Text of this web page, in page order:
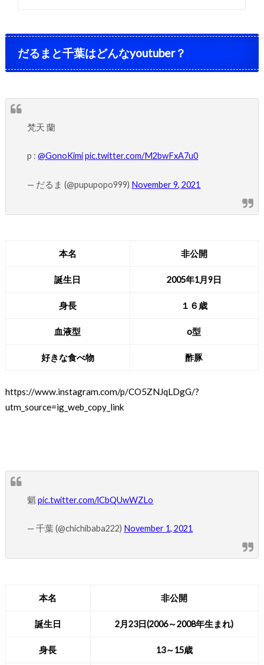
だるまと千葉はどんなyoutuber？
梵天 蘭
p :@GonoKimi pic.twitter.com/M2bwFxA7u0
— だるま (@pupupopo999) November 9, 2021
本名 非公開
誕生日 2005年1月9日
身長 １６歳
血液型 o型
好きな食べ物 酢豚
https://www.instagram.com/p/CO5ZNJqLDgG/?
utm_source=ig_web_copy_link
魈pic.twitter.com/lCbQUwWZLo
— 千葉 (@chichibaba222) November 1, 2021
本名 非公開
誕生日 2月23日(2006～2008年生まれ)
身長 13～15歳